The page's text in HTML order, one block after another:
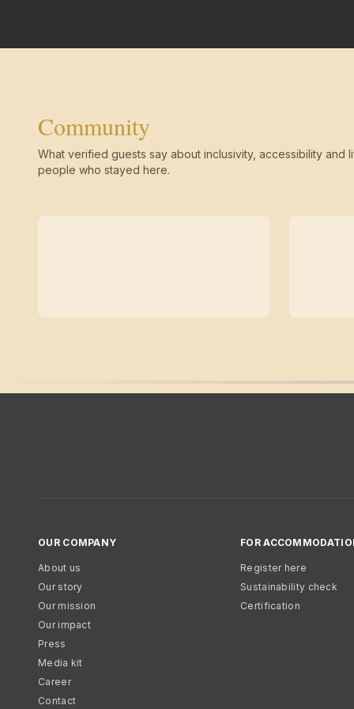
Community
What verified guests say about inclusivity, accessibility and
people who stayed here.
OUR COMPANY
About us
Our story
Our mission
Our impact
Press
Media kit
Career
Contact
FOR
Register here
Sustainability check
Certification